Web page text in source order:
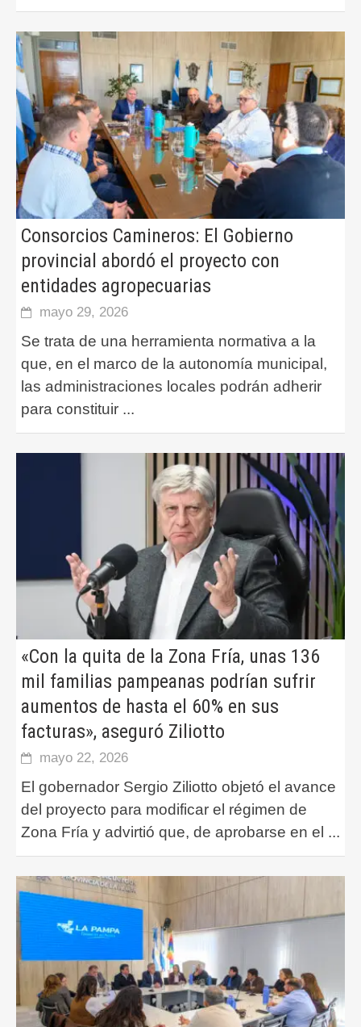
Consorcios Camineros: El Gobierno
provincial abordó el proyecto con
entidades agropecuarias
mayo 29, 2026
Se trata de una herramienta normativa a la
que, en el marco de la autonomía municipal,
las administraciones locales podrán adherir
para constituir ...
«Con la quita de la Zona Fría, unas 136
mil familias pampeanas podrían sufrir
aumentos de hasta el 60% en sus
facturas», aseguró Ziliotto
mayo 22, 2026
El gobernador Sergio Ziliotto objetó el avance
del proyecto para modificar el régimen de
Zona Fría y advirtió que, de aprobarse en el ...